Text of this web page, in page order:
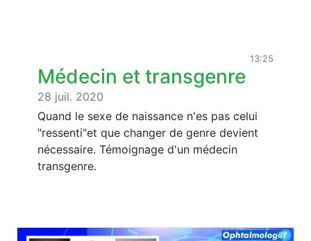
13:25
Médecin et transgenre
28 juil. 2020
Quand le sexe de naissance n'es pas celui
"ressenti"et que changer de genre devient
nécessaire. Témoignage d'un médecin
transgenre.